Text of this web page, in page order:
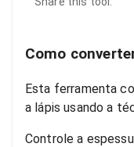
Como
Esta ferramenta
a lápis usando a
Controle a